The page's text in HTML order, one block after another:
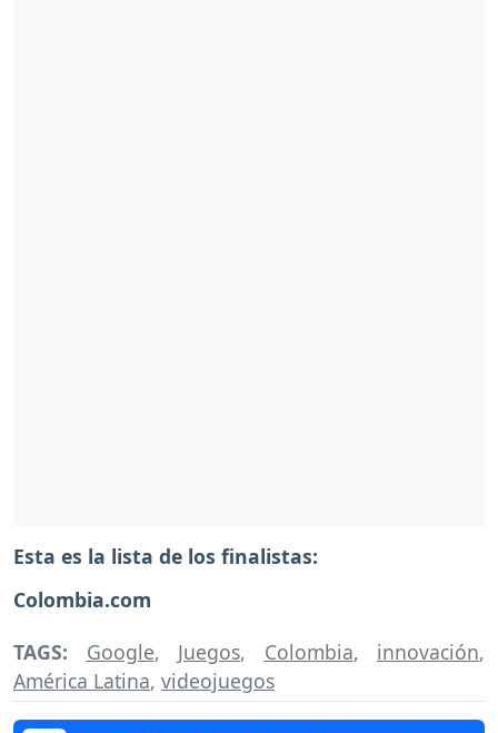
Esta es la lista de los finalistas:
Colombia.com
TAGS: Google, Juegos, Colombia, innovación,
América Latina, videojuegos